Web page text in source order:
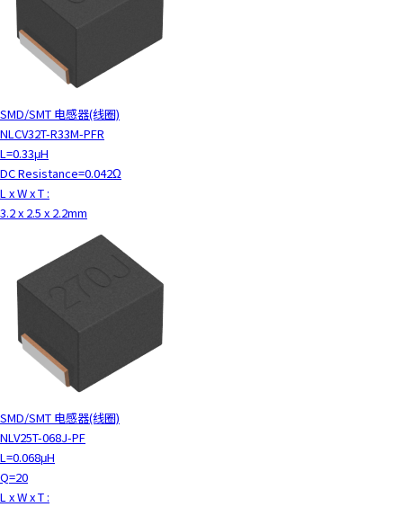
h
t
h
e
c
o
SMD/SMT 电感器(线圈)
NLCV32T-R33M-PFR
L=0.33μH
DC Resistance=0.042Ω
L x W x T :
3.2 x 2.5 x 2.2mm
SMD/SMT 电感器(线圈)
NLV25T-068J-PF
L=0.068μH
Q=20
L x W x T :